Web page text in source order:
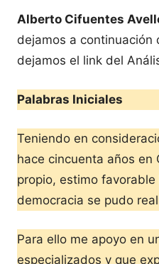
Alberto Cifuentes
dejamos a continuación
dejamos el link del
Palabras Iniciales
Teniendo en
hace cincuenta años en
propio, estimo
democracia se pudo
Para ello me apoyo en
especializados y que